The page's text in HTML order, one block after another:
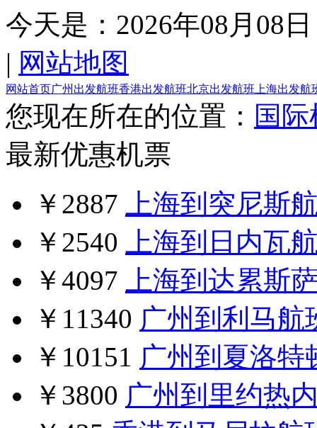
今天是： 2026年08月08日
| 网站地图
网站首页广州出发航班香港出发航班北京出发航班 上海出发航
您现在所在的位置： 国
最新优惠机票
￥2887
上海到突尼斯
￥2540
上海到日内瓦
￥4097
上海到达累斯
￥11340 广州到利马航
￥10151 广州到夏洛特
￥3800 广州到里约热